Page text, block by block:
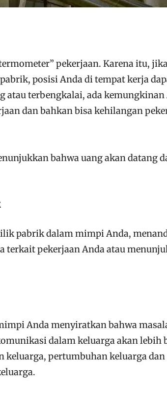
pekerjaan. Karena itu,
posisi Anda di tempat kerja
terbengkalai, ada kemungkinan
dan bahkan bisa kehilangan
bahwa uang akan datang
pabrik dalam mimpi Anda,
terkait pekerjaan Anda atau
Anda menyiratkan bahwa
dalam keluarga akan lebih
pertumbuhan keluarga dan